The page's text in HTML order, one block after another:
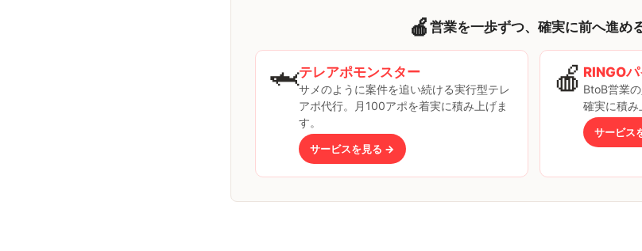
🍎 営業を一歩ずつ、確実に前へ進める
🦈テレアポモンスター
サメのように案件を追い続ける実行型テレ
アポ代行。月100アポを着実に積み上げま
す。
サービスを見る →
🍎 RINGO
BtoB営業
確実に積み
サービス